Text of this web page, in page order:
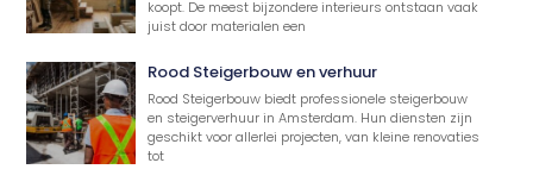
koopt. De meest bijzondere interieurs ontstaan vaak
juist door materialen een
Rood Steigerbouw en verhuur
Rood Steigerbouw biedt professionele steigerbouw
en steigerverhuur in Amsterdam. Hun diensten zijn
geschikt voor allerlei projecten, van kleine renovaties
tot